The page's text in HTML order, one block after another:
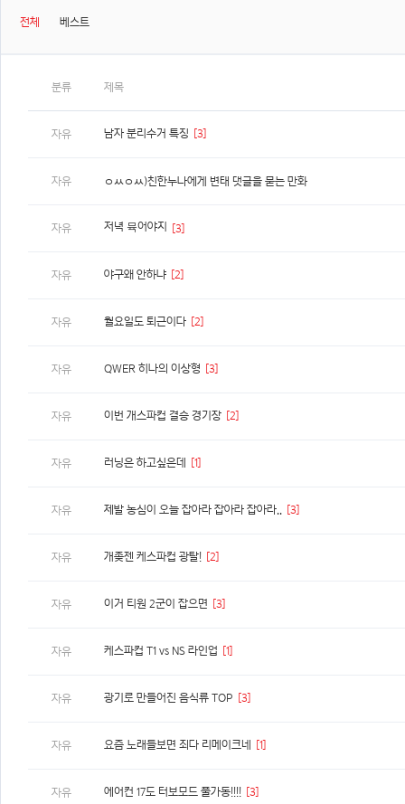
전체 베스트
분류 제목
자유 남자 분리수거 특징 [3]
자유 ㅇㅆㅇㅆ)친한누나에게 변태 댓글을 묻는 만화
자유 저녁 뮥어야지 [3]
자유 야구왜 안하냐 [2]
자유 월요일도 퇴근이다 [2]
자유 QWER 히나의 이상형 [3]
자유 이번 개스파컵 결승 경기장 [2]
자유 러닝은 하고싶은데 [1]
자유 제발 농심이 오늘 잡아라 잡아라 잡아라.. [3]
자유 개좆젠 케스파컵 광탈! [2]
자유 이거 티원 2군이 잡으면 [3]
자유 케스파컵 T1 vs NS 라인업 [1]
자유 광기로 만들어진 음식류 TOP [3]
자유 요즘 노래들보면 죄다 리메이크네 [1]
자유 에어컨 17도 터보모드 풀가동!!!! [3]